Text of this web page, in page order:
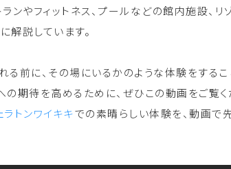
ンやフィットネス、プールなどの館内施設、リ
解説しています。
前に、その場にいるかのような体験をするこ
期待を高めるために、ぜひこの動画をご覧く
ラトンワイキキでの素晴らしい体験を、動画で先